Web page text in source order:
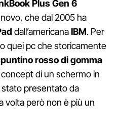
Plus Gen 6
che dal 2005 ha
dall’americanaIBM. Per
quei pc che storicamente
puntino rosso di gomma
concept di un schermo in
stato presentato da
volta però non è più un